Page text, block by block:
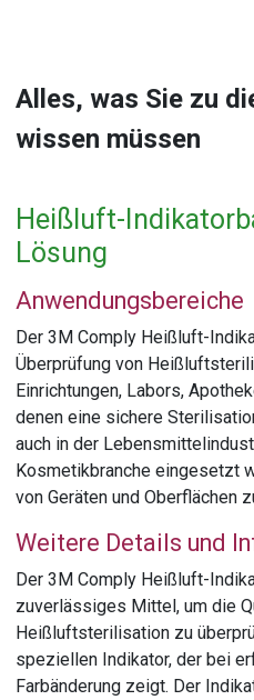
Alles, was Sie zu
wissen müssen
Heißluft-
Lösung
Anwendungsbereiche
Der 3M Comply Heißluft-
Überprüfung von
Einrichtungen, Labors,
denen eine sichere
auch in der
Kosmetikbranche eingesetzt
von Geräten und Oberflächen
Weitere Details und
Der 3M Comply Heißluft-
zuverlässiges Mittel, um die
Heißluftsterilisation zu
speziellen Indikator, der bei
Farbänderung zeigt. Der